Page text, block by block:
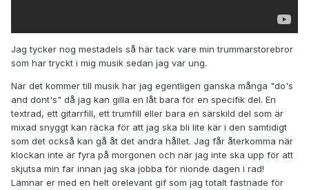
Jag tycker nog mestadels så här tack vare min trummarstorebror
som har tryckt i mig musik sedan jag var ung.
När det kommer till musik har jag egentligen ganska många "do's
and dont's" då jag kan gilla en låt bara för en specifik del. En
textrad, ett gitarrfill, ett trumfill eller bara en särskild del som är
mixad snyggt kan räcka för att jag ska bli lite kär i den samtidigt
som det också kan gå åt det andra hållet. Jag får återkomma när
klockan inte är fyra på morgonen och när jag inte ska upp för att
skjutsa min far innan jag ska jobba för nionde dagen i rad!
Lämnar er med en helt orelevant gif som jag totalt fastnade för